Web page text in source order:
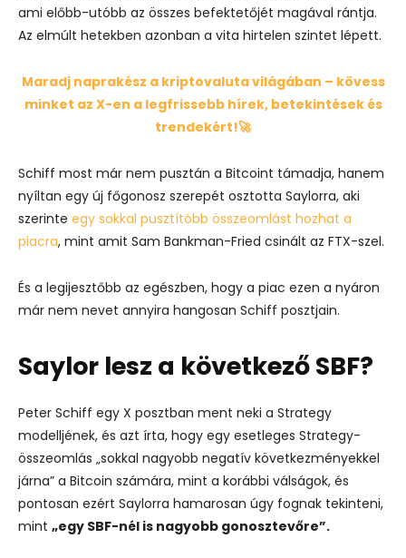
ami előbb-utóbb az összes befektetőjét magával rántja.
Az elmúlt hetekben azonban a vita hirtelen szintet lépett.
Maradj naprakész a kriptovaluta világában – kövess
minket az X-en a legfrissebb hírek, betekintések és
trendekért!🚀
Schiff most már nem pusztán a Bitcoint támadja, hanem
nyíltan egy új főgonosz szerepét osztotta Saylorra, aki
szerinte egy sokkal pusztítóbb összeomlást hozhat a
piacra, mint amit Sam Bankman-Fried csinált az FTX-szel.
És a legijesztőbb az egészben, hogy a piac ezen a nyáron
már nem nevet annyira hangosan Schiff posztjain.
Saylor lesz a következő SBF?
Peter Schiff egy X posztban ment neki a Strategy
modelljének, és azt írta, hogy egy esetleges Strategy-
összeomlás „sokkal nagyobb negatív következményekkel
járna” a Bitcoin számára, mint a korábbi válságok, és
pontosan ezért Saylorra hamarosan úgy fognak tekinteni,
mint „egy SBF-nél is nagyobb gonosztevőre”.